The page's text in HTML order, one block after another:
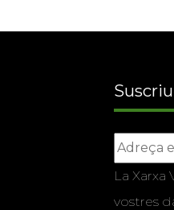
La Xarxa
vostres